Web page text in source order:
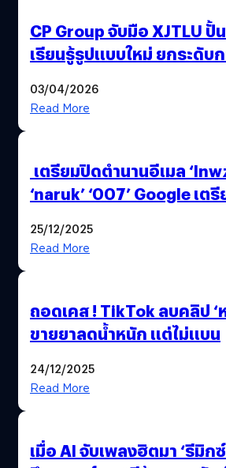
CP Group จับมือ XJTLU ปั้
เรียนรู้รูปแบบใหม่ ยกระดับ
03/04/2026
Read More
เตรียมปิดตำนานอีเมล
‘naruk’ ‘007’ Google เต
25/12/2025
Read More
ถอดเคส ! TikTok ลบคลิป ‘
ขายยาลดน้ำหนัก แต่ไม่แบน
24/12/2025
Read More
เมื่อ AI จับเพลงฮิตมา ‘รีมิกซ์